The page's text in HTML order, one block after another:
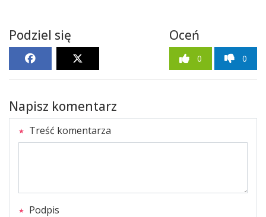
Podziel się Oceń
0 0
Napisz komentarz
Treść komentarza
Podpis